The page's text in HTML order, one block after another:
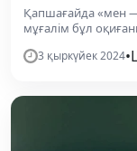
Қапшағайда «мен
мұғалім бұл
3 қыркүйек 2024•